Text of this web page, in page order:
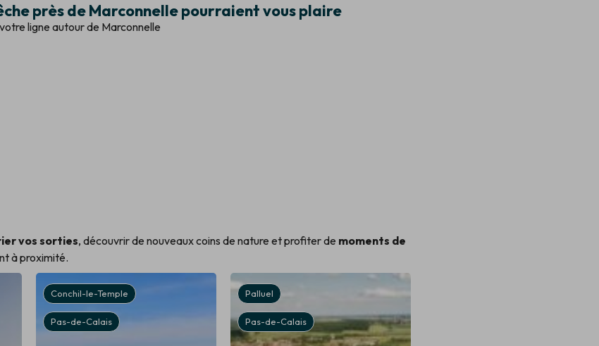
près de Marconnelle pourraient vous plaire
ligne autour de Marconnelle
vos sorties, découvrir de nouveaux coins de nature et profiter de moments de
à proximité.
Conchil-le-Temple
Pas-de-Calais
Palluel
Pas-de-Calais